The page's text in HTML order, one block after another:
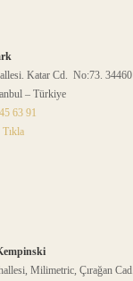
Katar Cd. No:73. 34460
– Türkiye
63 91
Milimetric, Çırağan Cad.